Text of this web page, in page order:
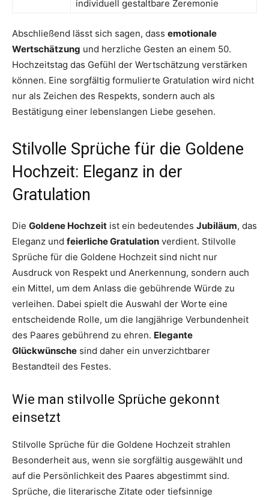
individuell gestaltbare Zeremonie
Abschließend lässt sich sagen, dass emotionale
Wertschätzung und herzliche Gesten an einem 50.
Hochzeitstag das Gefühl der Wertschätzung verstärken
können. Eine sorgfältig formulierte Gratulation wird nicht
nur als Zeichen des Respekts, sondern auch als
Bestätigung einer lebenslangen Liebe gesehen.
Stilvolle Sprüche für die Goldene
Hochzeit: Eleganz in der
Gratulation
Die Goldene Hochzeit ist ein bedeutendes Jubiläum, das
Eleganz und feierliche Gratulation verdient. Stilvolle
Sprüche für die Goldene Hochzeit sind nicht nur
Ausdruck von Respekt und Anerkennung, sondern auch
ein Mittel, um dem Anlass die gebührende Würde zu
verleihen. Dabei spielt die Auswahl der Worte eine
entscheidende Rolle, um die langjährige Verbundenheit
des Paares gebührend zu ehren. Elegante
Glückwünsche sind daher ein unverzichtbarer
Bestandteil des Festes.
Wie man stilvolle Sprüche gekonnt
einsetzt
Stilvolle Sprüche für die Goldene Hochzeit strahlen
Besonderheit aus, wenn sie sorgfältig ausgewählt und
auf die Persönlichkeit des Paares abgestimmt sind.
Sprüche, die literarische Zitate oder tiefsinnige